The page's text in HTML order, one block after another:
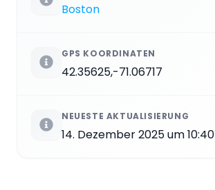
Boston
GPS KOORDINATEN
42.35625,-71.06717
NEUESTE AKTUALISIERUNG
14. Dezember 2025 um 10:40